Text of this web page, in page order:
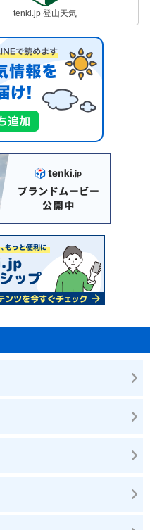
tenki.jp 登山天気